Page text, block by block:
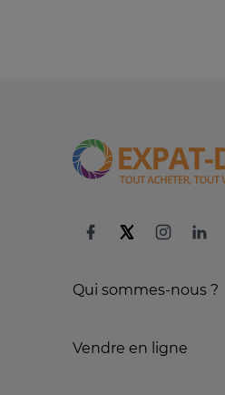
Qui sommes-nous ?
Vendre en ligne